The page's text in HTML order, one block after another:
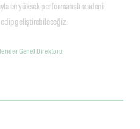
en yüksek performanslı madeni
geliştirebileceğiz.
Genel Direktörü